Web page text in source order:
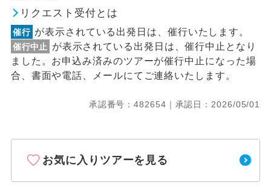
リクエスト受付とは
催行 が表示されている出発日は、催行いたします。
催行中止
が表示されている出発日は、催行中止となり
ました。お申込み済みのツアーが催行中止になった場
合、書面や電話、メールにてご連絡いたします。
承認番号：482654｜承認日：2026/05/01
お気に入りツアーを見る